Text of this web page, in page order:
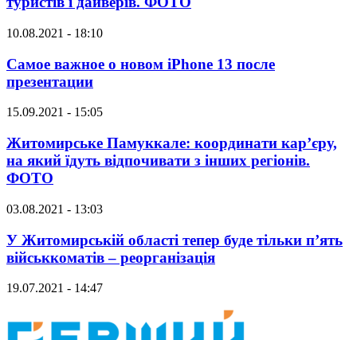
10.08.2021 - 18:10
Самое важное о новом iPhone 13 после
презентации
15.09.2021 - 15:05
Житомирське Памуккале: координати кар’єру,
на який їдуть відпочивати з інших регіонів.
ФОТО
03.08.2021 - 13:03
У Житомирській області тепер буде тільки п’ять
військкоматів – реорганізація
19.07.2021 - 14:47